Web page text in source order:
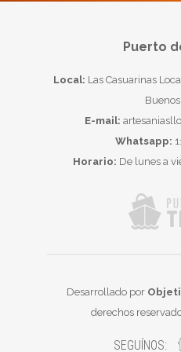
Puerto
Local: Las Casuarinas
E-mail:
Whatsapp:
Horario: De lunes a
Desarrollado por
derechos
SEGUÍNOS: